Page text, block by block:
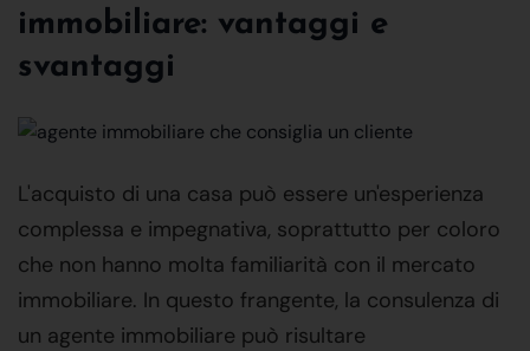
immobiliare: vantaggi e
svantaggi
L'acquisto di una casa può essere un'esperienza
complessa e impegnativa, soprattutto per coloro
che non hanno molta familiarità con il mercato
immobiliare. In questo frangente, la consulenza di
un agente immobiliare può risultare